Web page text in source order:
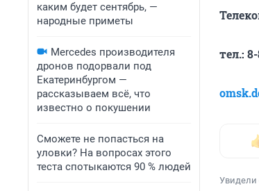
каким будет сентябрь, —
народные приметы
Mercedes производителя
дронов подорвали под
Екатеринбургом —
рассказываем всё, что
известно о покушении
Сможете не попасться на
уловки? На вопросах этого
теста спотыкаются 90 % людей
тел.:
Увидели